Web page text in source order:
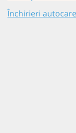
Închirieri